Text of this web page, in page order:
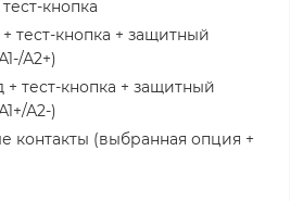
кнопка
тест-кнопка + защитный
А2+)
+ тест-кнопка + защитный
А2-)
контакты (выбранная опция +